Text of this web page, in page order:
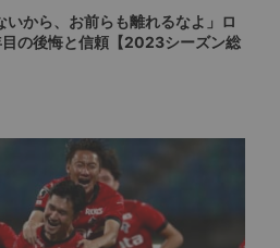
いから、お前らも離れるなよ」ロ
の後悔と信頼【2023シーズン総